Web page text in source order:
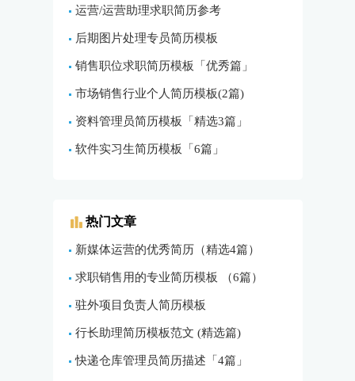
运营/运营助理求职简历参考
后期图片处理专员简历模板
销售职位求职简历模板「优秀篇」
市场销售行业个人简历模板(2篇)
资料管理员简历模板「精选3篇」
软件实习生简历模板「6篇」
热门文章
新媒体运营的优秀简历（精选4篇）
求职销售用的专业简历模板 （6篇）
驻外项目负责人简历模板
行长助理简历模板范文 (精选篇)
快递仓库管理员简历描述「4篇」